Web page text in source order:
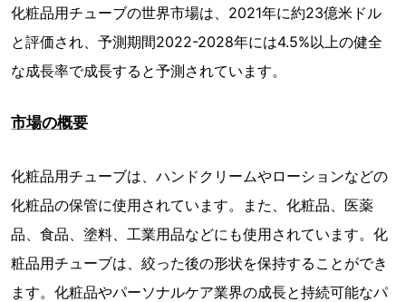
化粧品用チューブの世界市場は、2021年に約23億米ドル
と評価され、予測期間2022-2028年には4.5%以上の健全
な成長率で成長すると予測されています。
市場の概要
化粧品用チューブは、ハンドクリームやローションなどの
化粧品の保管に使用されています。また、化粧品、医薬
品、食品、塗料、工業用品などにも使用されています。化
粧品用チューブは、絞った後の形状を保持することができ
ます。化粧品やパーソナルケア業界の成長と持続可能なパ